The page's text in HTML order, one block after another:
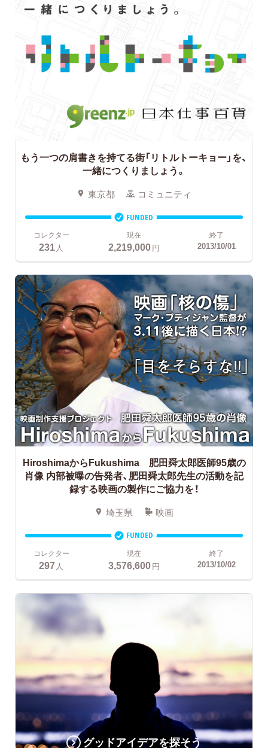
もう一つの肩書きを持てる街「リトルトーキョー」を、
一緒につくりましょう。
東京都 コミュニティ
FUNDED
コレクター
231人
現在
2,219,000円
終了
2013/10/01
HiroshimaからFukushima 肥田舜太郎医師95歳の
肖像内部被曝の告発者、肥田舜太郎先生の活動を記
録する映画の製作にご協力を！
埼玉県 映画
FUNDED
コレクター
297人
現在
3,576,600円
終了
2013/10/02
グッドアイデアを探そう